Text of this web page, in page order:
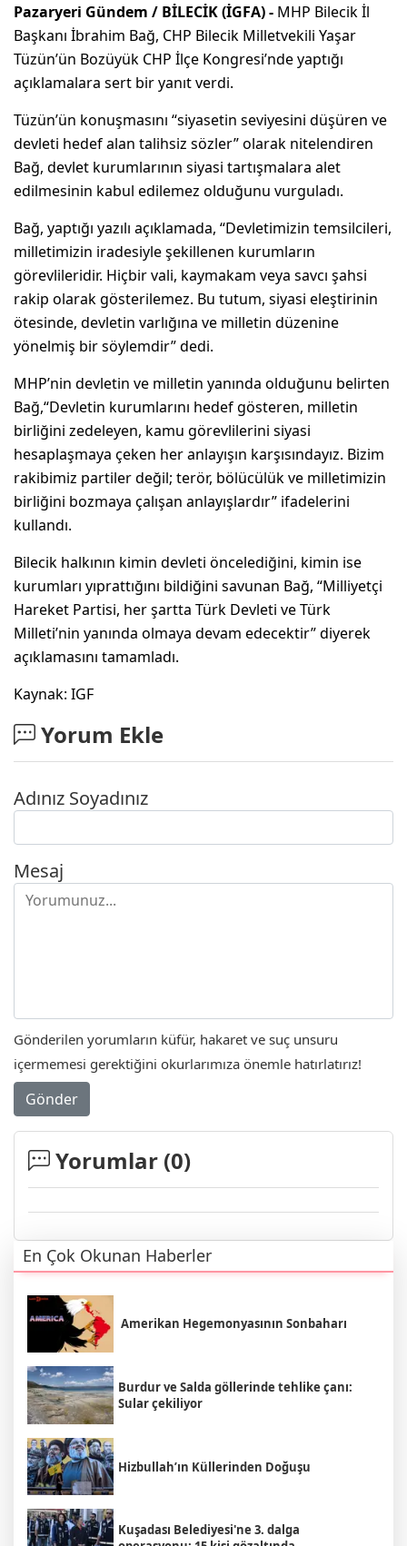
Pazaryeri Gündem / BİLECİK (İGFA) - MHP Bilecik İl
Başkanı İbrahim Bağ, CHP Bilecik Milletvekili Yaşar
Tüzün’ün Bozüyük CHP İlçe Kongresi’nde yaptığı
açıklamalara sert bir yanıt verdi.
Tüzün’ün konuşmasını “siyasetin seviyesini düşüren ve
devleti hedef alan talihsiz sözler” olarak nitelendiren
Bağ, devlet kurumlarının siyasi tartışmalara alet
edilmesinin kabul edilemez olduğunu vurguladı.
Bağ, yaptığı yazılı açıklamada, “Devletimizin temsilcileri,
milletimizin iradesiyle şekillenen kurumların
görevlileridir. Hiçbir vali, kaymakam veya savcı şahsi
rakip olarak gösterilemez. Bu tutum, siyasi eleştirinin
ötesinde, devletin varlığına ve milletin düzenine
yönelmiş bir söylemdir” dedi.
MHP’nin devletin ve milletin yanında olduğunu belirten
Bağ,“Devletin kurumlarını hedef gösteren, milletin
birliğini zedeleyen, kamu görevlilerini siyasi
hesaplaşmaya çeken her anlayışın karşısındayız. Bizim
rakibimiz partiler değil; terör, bölücülük ve milletimizin
birliğini bozmaya çalışan anlayışlardır” ifadelerini
kullandı.
Bilecik halkının kimin devleti öncelediğini, kimin ise
kurumları yıprattığını bildiğini savunan Bağ, “Milliyetçi
Hareket Partisi, her şartta Türk Devleti ve Türk
Milleti’nin yanında olmaya devam edecektir” diyerek
açıklamasını tamamladı.
Kaynak: IGF
Yorum Ekle
Adınız Soyadınız
Mesaj
Gönderilen yorumların küfür, hakaret ve suç unsuru
içermemesi gerektiğini okurlarımıza önemle hatırlatırız!
Gönder
Yorumlar (0)
En Çok Okunan Haberler
Amerikan Hegemonyasının Sonbaharı
Burdur ve Salda göllerinde tehlike çanı:
Sular çekiliyor
Hizbullah’ın Küllerinden Doğuşu
Kuşadası Belediyesi'ne 3. dalga